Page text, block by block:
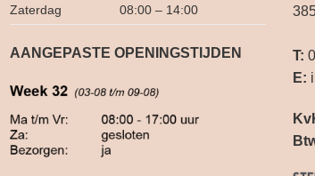
Zaterdag 08:00 – 14:00
AANGEPASTE OPENINGSTIJDEN T:
E: